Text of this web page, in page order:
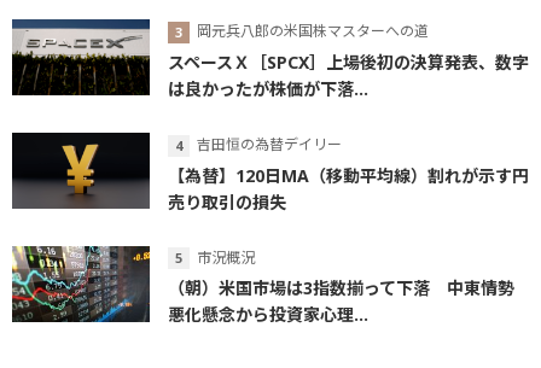
岡元兵八郎の米国株マスターへの道
スペースＸ［SPCX］上場後初の決算発表、数字
は良かったが株価が下落...
吉田恒の為替デイリー
【為替】120日MA（移動平均線）割れが示す円
売り取引の損失
市況概況
（朝）米国市場は3指数揃って下落 中東情勢
悪化懸念から投資家心理...